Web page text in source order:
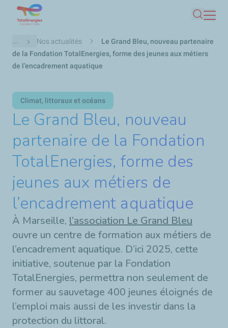
contenu
principal
Fil
d'Ariane
... Nos actualités
Le Grand Bleu, nouveau partenaire
de la Fondation TotalEnergies, forme des jeunes aux métiers
de l’encadrement aquatique
Climat, littoraux et océans
Le Grand Bleu, nouveau
partenaire de la Fondation
TotalEnergies, forme des
jeunes aux métiers de
l’encadrement aquatique
À Marseille, l’association Le Grand Bleu
ouvre un centre de formation aux métiers de
l’encadrement aquatique. D’ici 2025, cette
initiative, soutenue par la Fondation
TotalEnergies, permettra non seulement de
former au sauvetage 400 jeunes éloignés de
l’emploi mais aussi de les investir dans la
protection du littoral.